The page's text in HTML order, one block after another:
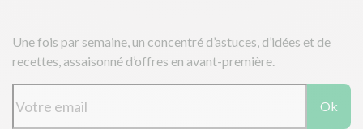
Une fois par semaine, un concentré d’astuces, d’idées et de
recettes, assaisonné d’offres en avant-première.
Ok